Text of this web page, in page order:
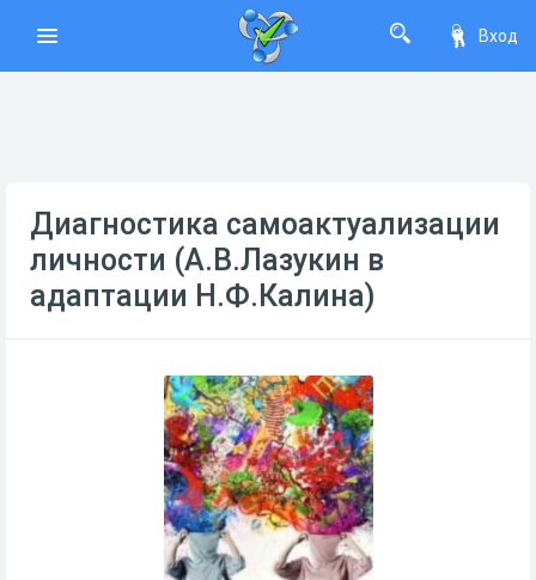
Вход
Диагностика самоактуализации
личности (А.В.Лазукин в
адаптации Н.Ф.Калина)